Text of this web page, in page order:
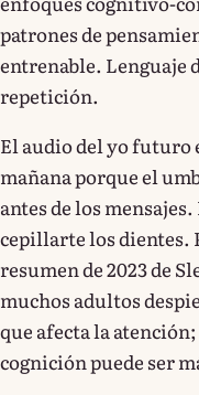
patrones de
entrenable. Lenguaje
repetición.
El audio del yo futuro
mañana porque el
antes de los
cepillarte los dientes.
resumen de 2023 de
muchos adultos
que afecta la
cognición puede ser